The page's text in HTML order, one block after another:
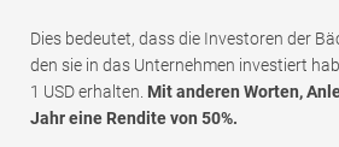
Dies bedeutet, dass die Investoren der
den sie in das Unternehmen investiert
1 USD erhalten. Mit anderen Worten,
Jahr eine Rendite von 50%.